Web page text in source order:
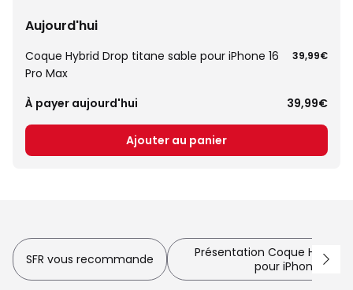
Aujourd'hui
Coque Hybrid Drop titane sable pour iPhone 16
Pro Max
39,99€
À payer aujourd'hui 39,99€
Ajouter au panier
SFR vous recommande
Présentation Coque Hybrid
pour iPhone 16